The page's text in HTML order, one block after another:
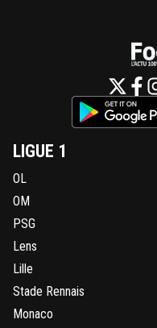
LIGUE 1
OL
OM
PSG
Lens
Lille
Stade Rennais
Monaco